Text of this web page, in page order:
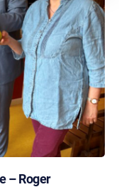
– Roger